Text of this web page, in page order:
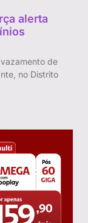
alerta
de
no Distrito